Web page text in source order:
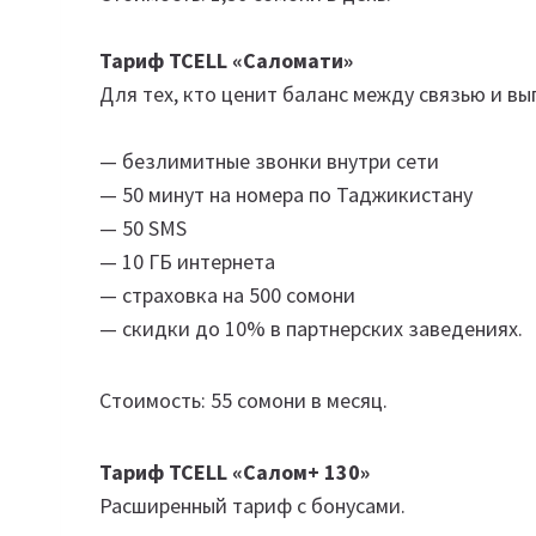
Тариф TCELL «Саломати»
Для тех, кто ценит баланс между связью и
— безлимитные звонки внутри сети
— 50 минут на номера по Таджикистану
— 50 SMS
— 10 ГБ интернета
— страховка на 500 сомони
— скидки до 10% в партнерских заведениях.
Стоимость: 55 сомони в месяц.
Тариф TCELL «Салом+ 130»
Расширенный тариф с бонусами.